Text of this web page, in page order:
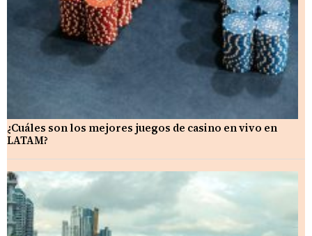
¿Cuáles son los mejores juegos de casino en vivo en
LATAM?